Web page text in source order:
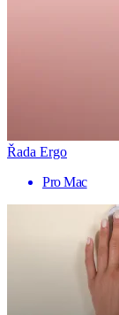
Řada Ergo
Pro Mac